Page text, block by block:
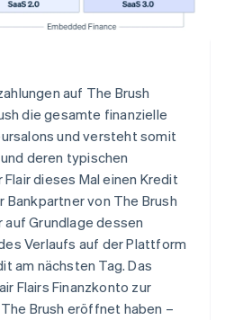
auf The Brush
die gesamte finanzielle
und versteht somit
deren typischen
dieses Mal einen Kredit
von The Brush
auf Grundlage dessen
Verlaufs auf der Plattform
am nächsten Tag. Das
Flairs Finanzkonto zur
Brush eröffnet haben –